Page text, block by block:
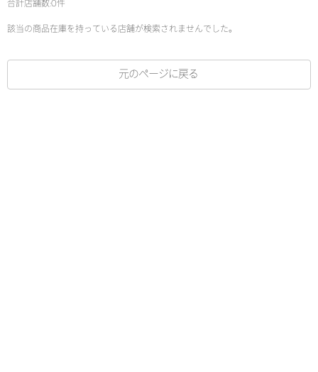
合計店舗数:0件
該当の商品在庫を持っている店舗が検索されませんでした。
元のページに戻る